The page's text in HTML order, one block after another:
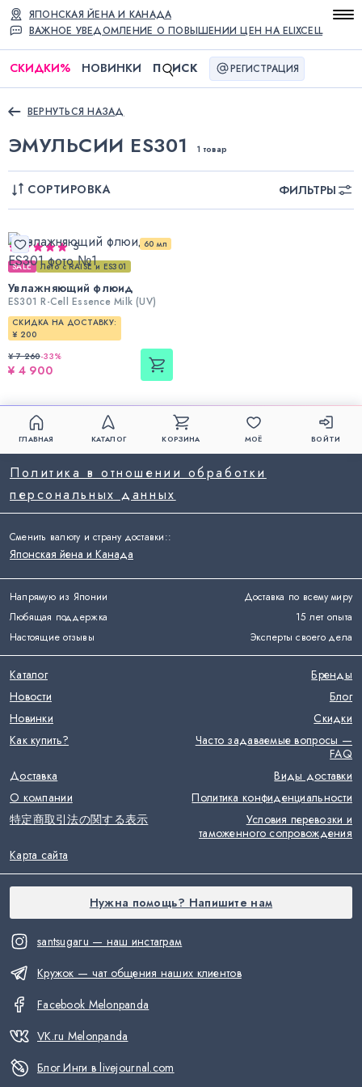
ВАЖНОЕ УВЕДОМЛЕНИЕ О ПОВЫШЕНИИ ЦЕН НА ELIXCELL
ЯПОНСКАЯ ЙЕНА И КАНАДА
СКИДКИ% НОВИНКИ П ИСК РЕГИСТРАЦИЯ
ВЕРНУТЬСЯ НАЗАД
ЭМУЛЬСИИ ES301 1 товар
СОРТИРОВКА ФИЛЬТРЫ
60 мл
5
SALE Лето с RAISE и ES301
Увлажняющий флюид
ES301 R-Cell Essence Milk (UV)
СКИДКА НА ДОСТАВКУ:
¥ 200
¥ 7 260-33%
¥ 4 900
ГЛАВНАЯ КАТАЛОГ КОРЗИНА МОЁ ВОЙТИ
Напрямую из Японии
Доставка по всему миру
Любящая поддержка
15 лет опыта
Настоящие отзывы
Эксперты своего дела
santsugaru — наш инстаграм
Кружок — чат общения наших клиентов
Facebook Melonpanda
VK.ru Melonpanda
Блог Инги в livejournal.com
Политика в отношении обработки
персональных данных
Каталог
Бренды
Новости
Блог
Новинки
Скидки
Как купить?
Часто задаваемые вопросы —
FAQ
Доставка
Виды доставки
О компании
Политика конфиденциальности
特定商取引法の関する表示
Условия перевозки и
таможенного сопровождения
Карта сайта
Сменить валюту и страну доставки::
Японская йена и Канада
Нужна помощь? Напишите нам